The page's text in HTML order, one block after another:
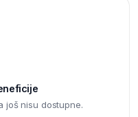
još nisu dostupne.